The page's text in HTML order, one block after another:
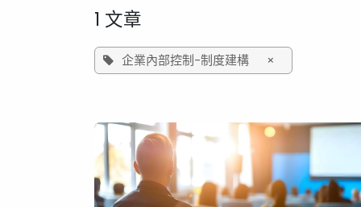
1 文章
企業內部控制-制度建構 ×